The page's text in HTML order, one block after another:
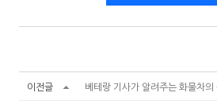
이전글 베테랑 기사가 알려주는 화물차의